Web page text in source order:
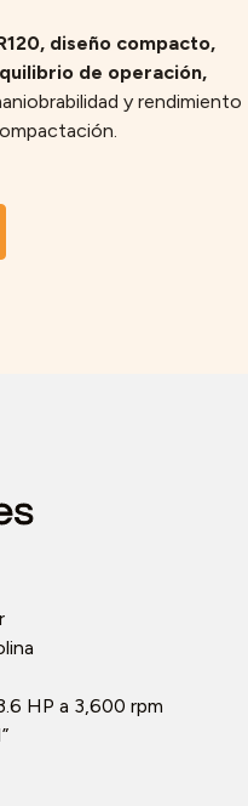
diseño compacto,
de operación,
y rendimiento
HP a 3,600 rpm